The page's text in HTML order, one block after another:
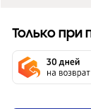
Только при